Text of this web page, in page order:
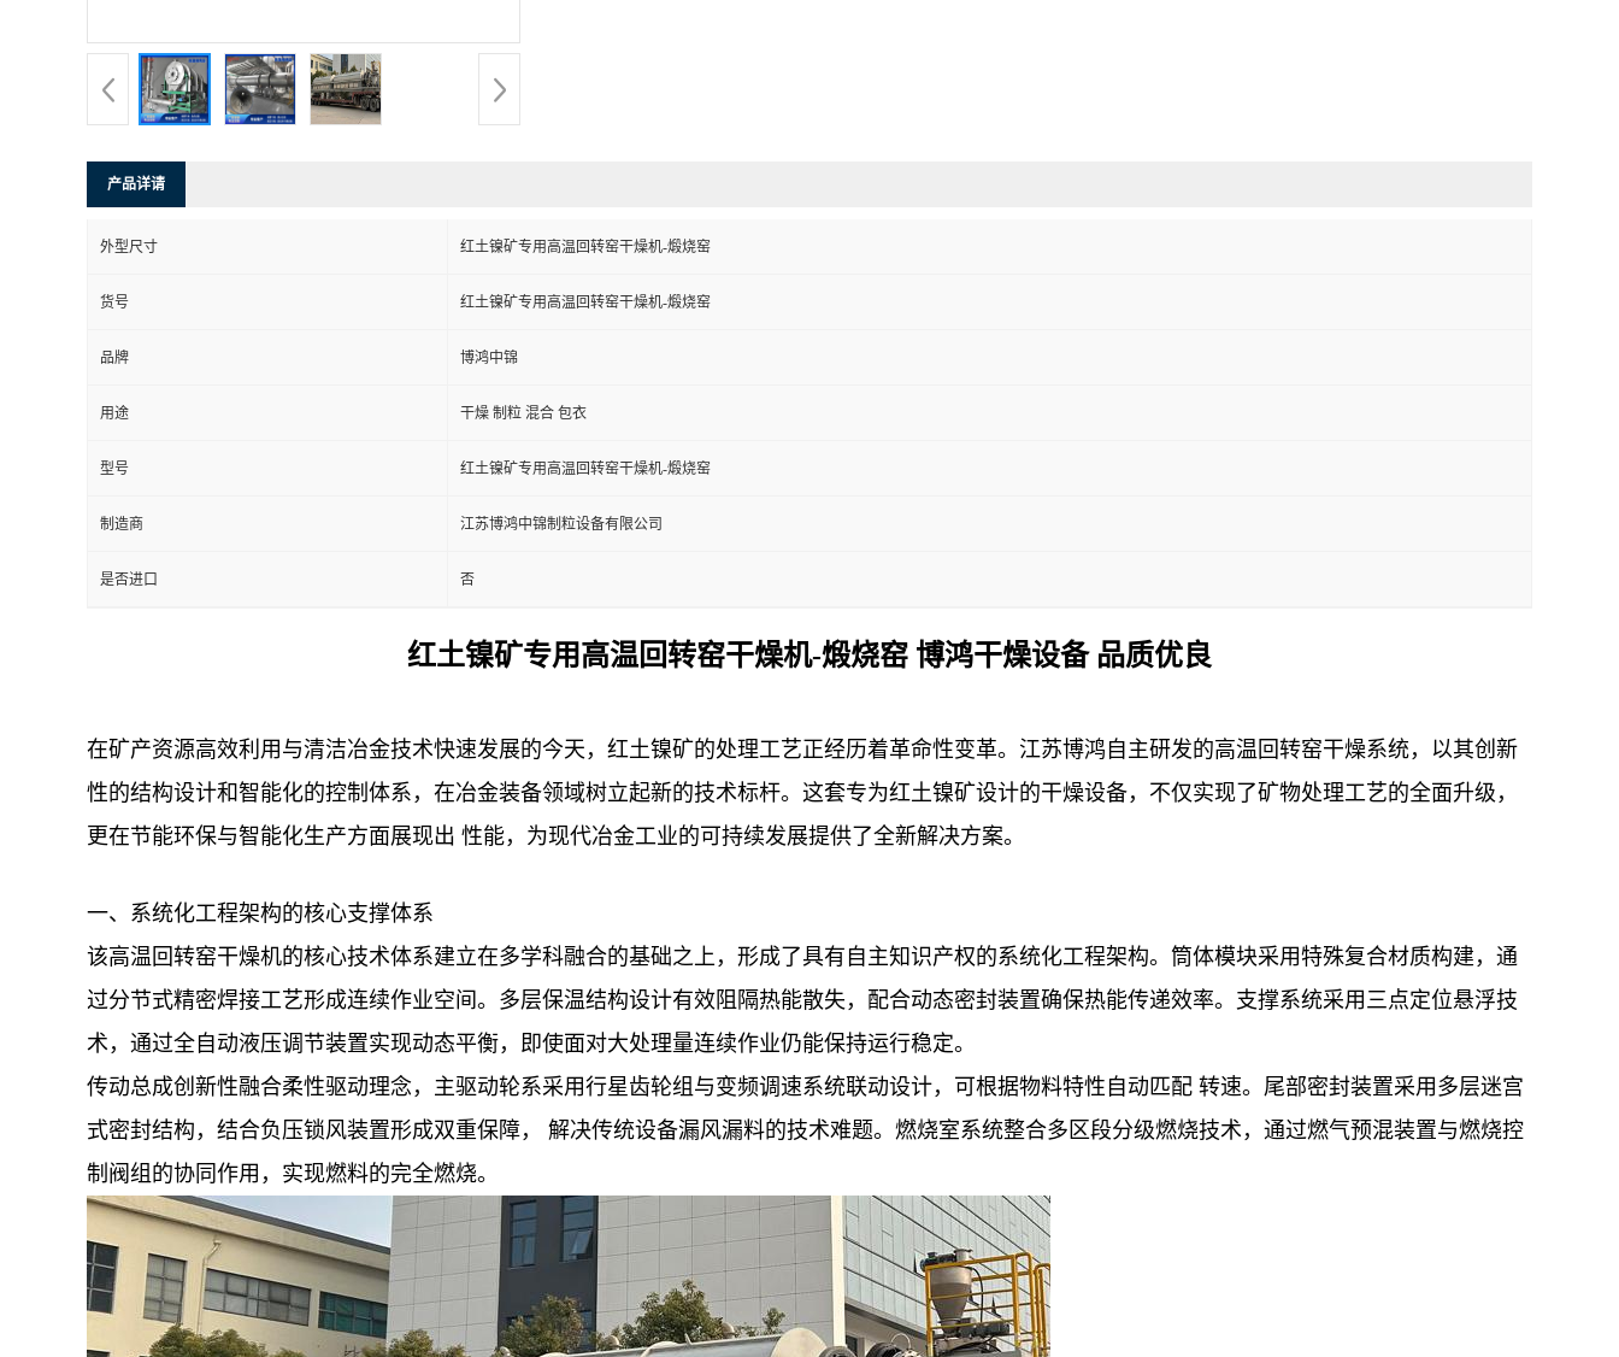
产品详请
外型尺寸 红土镍矿专用高温回转窑干燥机-煅烧窑
货号 红土镍矿专用高温回转窑干燥机-煅烧窑
品牌 博鸿中锦
用途 干燥 制粒 混合 包衣
型号 红土镍矿专用高温回转窑干燥机-煅烧窑
制造商 江苏博鸿中锦制粒设备有限公司
是否进口 否
红土镍矿专用高温回转窑干燥机-煅烧窑 博鸿干燥设备 品质优良
在矿产资源高效利用与清洁冶金技术快速发展的今天，红土镍矿的处理工艺正经历着革命性变革。江苏博鸿自主研发的高温回转窑干燥系统，以其创新
性的结构设计和智能化的控制体系，在冶金装备领域树立起新的技术标杆。这套专为红土镍矿设计的干燥设备，不仅实现了矿物处理工艺的全面升级，
更在节能环保与智能化生产方面展现出 性能，为现代冶金工业的可持续发展提供了全新解决方案。
一、系统化工程架构的核心支撑体系
该高温回转窑干燥机的核心技术体系建立在多学科融合的基础之上，形成了具有自主知识产权的系统化工程架构。筒体模块采用特殊复合材质构建，通
过分节式精密焊接工艺形成连续作业空间。多层保温结构设计有效阻隔热能散失，配合动态密封装置确保热能传递效率。支撑系统采用三点定位悬浮技
术，通过全自动液压调节装置实现动态平衡，即使面对大处理量连续作业仍能保持运行稳定。
传动总成创新性融合柔性驱动理念，主驱动轮系采用行星齿轮组与变频调速系统联动设计，可根据物料特性自动匹配 转速。尾部密封装置采用多层迷宫
式密封结构，结合负压锁风装置形成双重保障， 解决传统设备漏风漏料的技术难题。燃烧室系统整合多区段分级燃烧技术，通过燃气预混装置与燃烧控
制阀组的协同作用，实现燃料的完全燃烧。